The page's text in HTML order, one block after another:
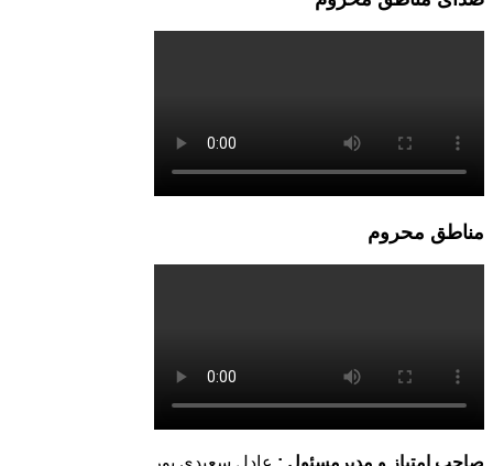
مناطق محروم
صاحب امتیاز و مدیرمسئول : عادل سعیدی پور